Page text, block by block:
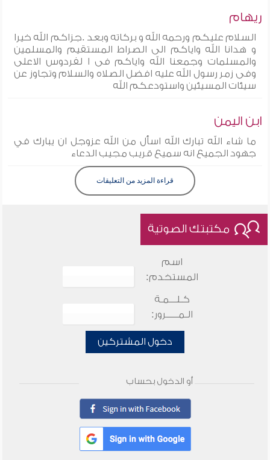
ريهام
السلام عليكم ورحمه الله و بركاته وبعد .جزاكم الله خيرا
و هدانا الله واياكم الى الصراط المستقيم والمسلمين
والمسلمات وجمعنا الله واياكم فى ا لفردوس الاعلى
وفى زمر رسول الله عليه افضل الصلاه والسلام وتجاوز عن
سيئات المسيئين واستودعكم الله
ابن اليمن
ما شاء الله تبارك الله اسأل من الله عزوجل ان يبارك في
جهود الجميع انه سميع قريب مجيب الدعاء
قراءة المزيد من التعليقات
مكتبتك الصوتية
اسم
المستخدم:
كـلـــمـة
الـمـــــرور:
دخول المشتركين
أو الدخول بحساب